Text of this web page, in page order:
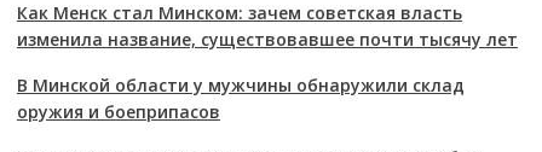
Как Менск стал Минском: зачем советская власть
изменила название, существовавшее почти тысячу лет
В Минской области у мужчины обнаружили склад
оружия и боеприпасов